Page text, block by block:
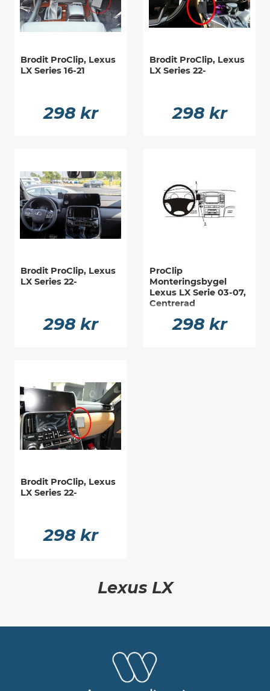
Brodit ProClip, Lexus
LX Series 16-21
298 kr
Brodit ProClip, Lexus
LX Series 22-
298 kr
Brodit ProClip, Lexus
LX Series 22-
298 kr
ProClip
Monteringsbygel
Lexus LX Serie 03-07,
Centrerad
298 kr
Brodit ProClip, Lexus
LX Series 22-
298 kr
Lexus LX